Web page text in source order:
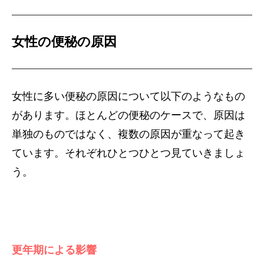
女性の便秘の原因
女性に多い便秘の原因について以下のようなもの
があります。ほとんどの便秘のケースで、原因は
単独のものではなく、複数の原因が重なって起き
ています。それぞれひとつひとつ見ていきましょ
う。
更年期による影響